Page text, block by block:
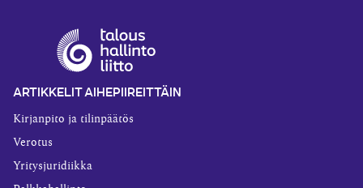
ARTIKKELIT AIHEPIIREITTÄIN
Kirjanpito ja tilinpäätös
Verotus
Yritysjuridiikka